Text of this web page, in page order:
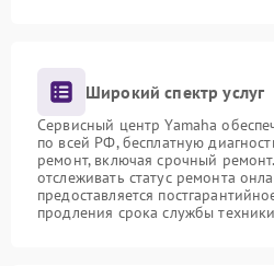
Широкий спектр услуг
Сервисный центр Yamaha
по всей РФ, бесплатную
ремонт, включая срочный
отслеживать статус ремонта
предоставляется
продления срока службы техники